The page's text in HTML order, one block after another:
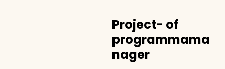
Project- of
programmama
nager